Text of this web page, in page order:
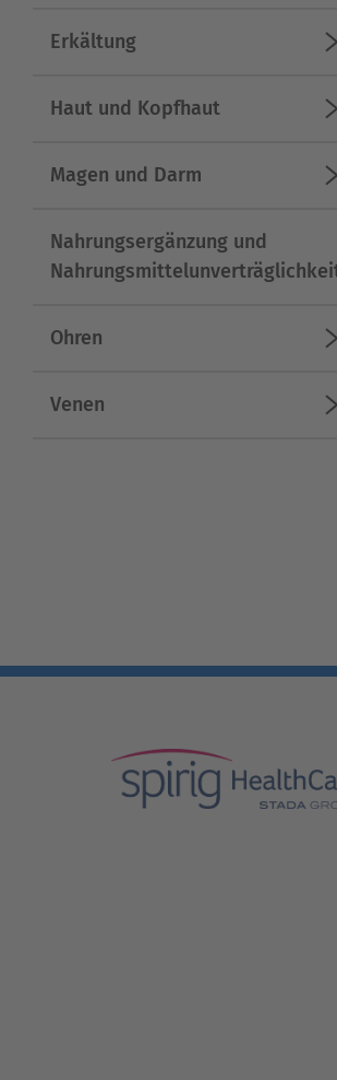
Erkältung
Haut und Kopfhaut
Magen und Darm
Nahrungsergänzung und
Ohren
Venen